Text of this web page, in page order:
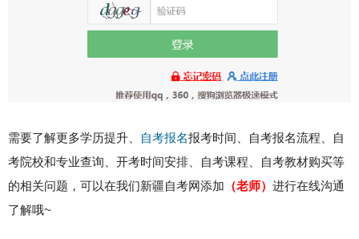
需要了解更多学历提升、 自考报名报考时间、自考报名流程、自
考院校和专业查询、开考时间安排、自考课程、自考教材购买等
的相关问题，可以在我们新疆自考网添加 （老师） 进行在线沟通
了解哦~